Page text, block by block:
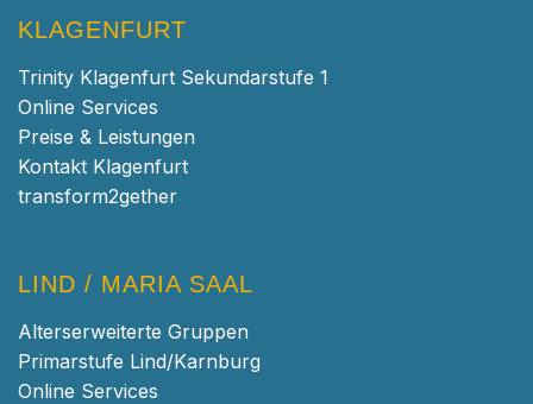
KLAGENFURT
Trinity Klagenfurt Sekundarstufe 1
Online Services
Preise & Leistungen
Kontakt Klagenfurt
transform2gether
LIND / MARIA SAAL
Alterserweiterte Gruppen
Primarstufe Lind/Karnburg
Online Services